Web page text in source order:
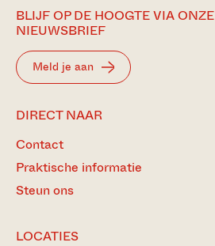
BLIJF OP DE HOOGTE VIA ONZE
NIEUWSBRIEF
Meld je aan
DIRECT NAAR
Contact
Praktische informatie
Steun ons
LOCATIES